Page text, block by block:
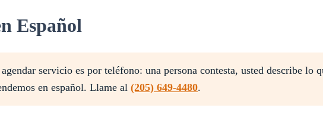
Español
servicio es por teléfono: una persona contesta, usted describe lo
en español. Llame al (205) 649-4480.